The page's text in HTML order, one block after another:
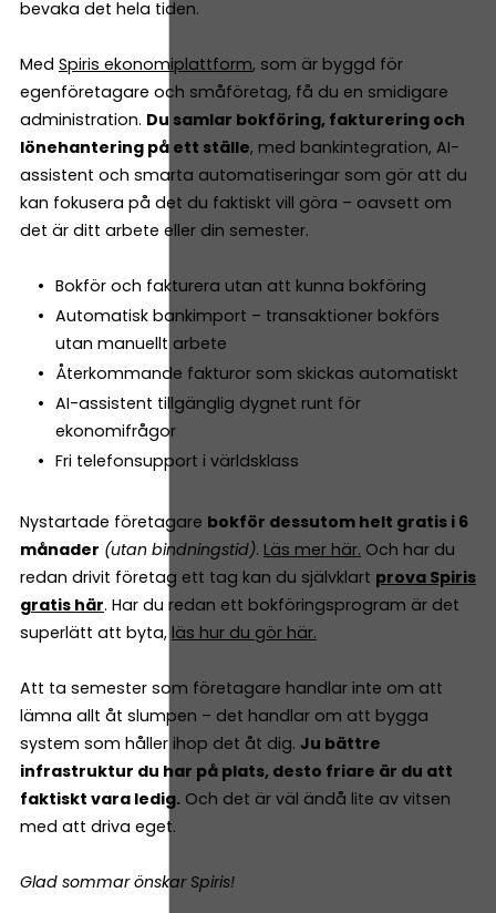
bevaka det hela tiden.
Med Spiris ekonomiplattform, som är byggd för
egenföretagare och småföretag, få du en smidigare
administration. Du samlar bokföring, fakturering och
lönehantering på ett ställe, med bankintegration, AI-
assistent och smarta automatiseringar som gör att du
kan fokusera på det du faktiskt vill göra – oavsett om
det är ditt arbete eller din semester.
Bokför och fakturera utan att kunna bokföring
Automatisk bankimport – transaktioner bokförs
utan manuellt arbete
Återkommande fakturor som skickas automatiskt
AI-assistent tillgänglig dygnet runt för
ekonomifrågor
Fri telefonsupport i världsklass
Nystartade företagare bokför dessutom helt gratis i 6
månader (utan bindningstid). Läs mer här. Och har du
redan drivit företag ett tag kan du självklart prova Spiris
gratis här. Har du redan ett bokföringsprogram är det
superlätt att byta, läs hur du gör här.
Att ta semester som företagare handlar inte om att
lämna allt åt slumpen – det handlar om att bygga
system som håller ihop det åt dig. Ju bättre
infrastruktur du har på plats, desto friare är du att
faktiskt vara ledig. Och det är väl ändå lite av vitsen
med att driva eget.
Glad sommar önskar Spiris!